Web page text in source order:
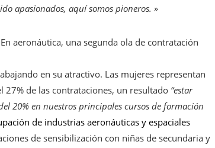
apasionados, aquí somos pioneros. »
En aeronáutica, una segunda ola de contratación
en su atractivo. Las mujeres representan
de las contrataciones, un resultado “estar
20% en nuestros principales cursos de formación
de industrias aeronáuticas y espaciales
de sensibilización con niñas de secundaria y